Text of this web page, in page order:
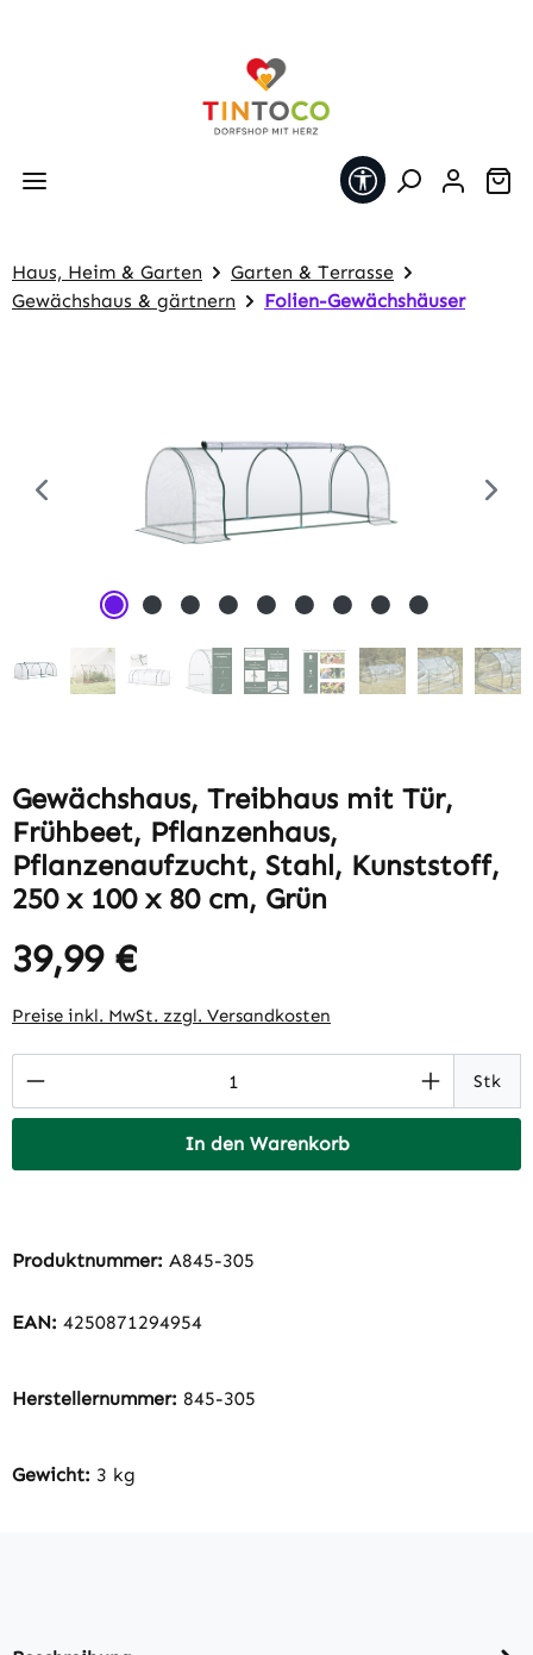
Werkzeugleiste
Haus, Heim & Garten
Garten & Terrasse
Gewächshaus & gärtnern
Folien-Gewächshäuser
Gewächshaus, Treibhaus mit Tür,
Frühbeet, Pflanzenhaus,
Pflanzenaufzucht, Stahl, Kunststoff,
250 x 100 x 80 cm, Grün
Regulärer Preis:
39,99 €
Preise inkl. MwSt. zzgl. Versandkosten
Produkt Anzahl: Gib den gewünschtenStk
In den Warenkorb
Produktnummer: A845-305
EAN: 4250871294954
Herstellernummer: 845-305
Gewicht: 3 kg